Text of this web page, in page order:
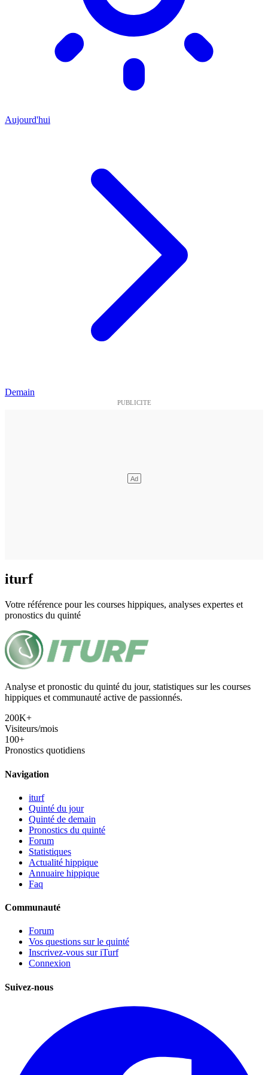
Aujourd'hui
Demain
iturf
Votre référence pour les courses hippiques, analyses expertes et
pronostics du quinté
Analyse et pronostic du quinté du jour, statistiques sur les courses
hippiques et communauté active de passionnés.
200K+
Visiteurs/mois
100+
Pronostics quotidiens
Navigation
iturf
Quinté du jour
Quinté de demain
Pronostics du quinté
Forum
Statistiques
Actualité hippique
Annuaire hippique
Faq
Communauté
Forum
Vos questions sur le quinté
Inscrivez-vous sur iTurf
Connexion
Suivez-nous